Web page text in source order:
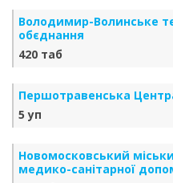
Володимир-Волинське
обєднання
420 таб
Першотравенська
5 уп
Новомосковський
медико-санітарної